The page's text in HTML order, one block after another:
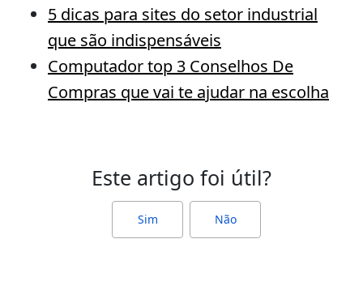
5 dicas para sites do setor industrial
que são indispensáveis
Computador top 3 Conselhos De
Compras que vai te ajudar na escolha
Este artigo foi útil?
Sim Não